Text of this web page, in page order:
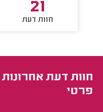
21
חוות דעת
חוות דעת
פרטי